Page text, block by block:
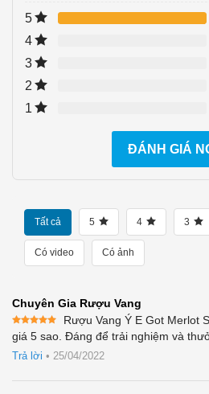
5
4
3
2
1
ĐÁNH GIÁ
Tất cả 5 4 3
Có video Có ảnh
Chuyên Gia Rượu Vang
Được xếp
hạng5 5
sao
Rượu Vang Ý E Got Merlot
giá 5 sao. Đáng để trải nghiệm và
Trả lời • 25/04/2022